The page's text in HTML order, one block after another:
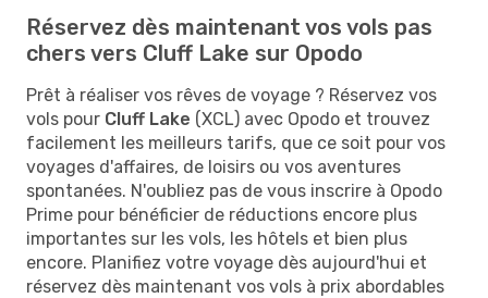
Réservez dès maintenant vos vols pas
chers vers Cluff Lake sur Opodo
Prêt à réaliser vos rêves de voyage ? Réservez vos
vols pour Cluff Lake (XCL) avec Opodo et trouvez
facilement les meilleurs tarifs, que ce soit pour vos
voyages d'affaires, de loisirs ou vos aventures
spontanées. N'oubliez pas de vous inscrire à Opodo
Prime pour bénéficier de réductions encore plus
importantes sur les vols, les hôtels et bien plus
encore. Planifiez votre voyage dès aujourd'hui et
réservez dès maintenant vos vols à prix abordables